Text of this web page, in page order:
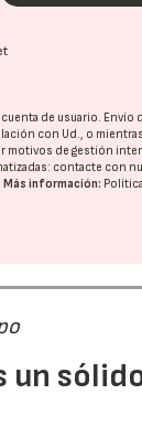
de usuario. Envío
con Ud., o
motivos de gestión
contacte con
.Más información:
un